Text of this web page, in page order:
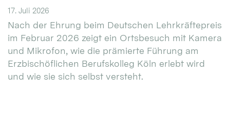
17. Juli 2026
Nach der Ehrung beim Deutschen Lehrkräftepreis
im Februar 2026 zeigt ein Ortsbesuch mit Kamera
und Mikrofon, wie die prämierte Führung am
Erzbischöflichen Berufskolleg Köln erlebt wird
und wie sie sich selbst versteht.